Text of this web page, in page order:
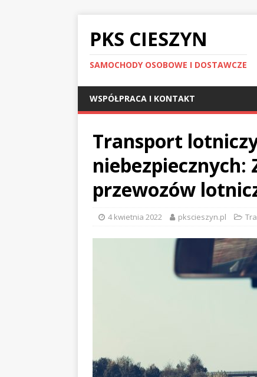
PKS CIESZYN
SAMOCHODY OSOBOWE I DOSTAWCZE
WSPÓŁPRACA I KONTAKT
Transport
niebezpiecznych:
przewozów
4 kwietnia 2022 pkscieszyn.pl